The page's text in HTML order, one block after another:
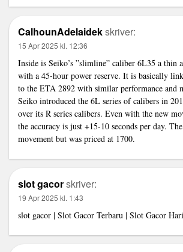
CalhounAdelaidekskriver:
15 Apr 2025 kl. 12:36
Inside is Seiko’s ”slimline” caliber 6L35 a thin
with a 45-hour power reserve. It is basically link
to the ETA 2892 with similar performance and
Seiko introduced the 6L series of calibers in
over its R series calibers. Even with the new
the accuracy is just +15-10 seconds per day.
movement but was priced at 1700.
slot gacorskriver:
19 Apr 2025 kl. 1:43
slot gacor | Slot Gacor Terbaru | Slot Gacor